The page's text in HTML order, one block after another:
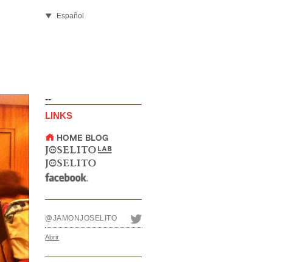
Español
--
LINKS
@JAMONJOSELITO
Abrir